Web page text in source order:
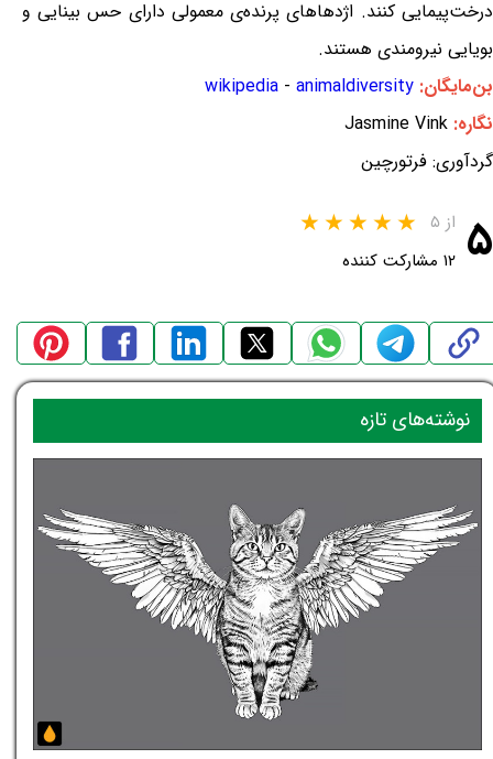
درخت‌پیمایی کنند. اژدهاهای پرنده‌ی معمولی دارای حس بینایی و
بویایی نیرومندی هستند.
بن‌مایگان:
wikipedia - animaldiversity
نگاره: Jasmine Vink
گردآوری: فرتورچین
۵ از ۵
۱۲ مشارکت کننده
نوشته‌های تازه